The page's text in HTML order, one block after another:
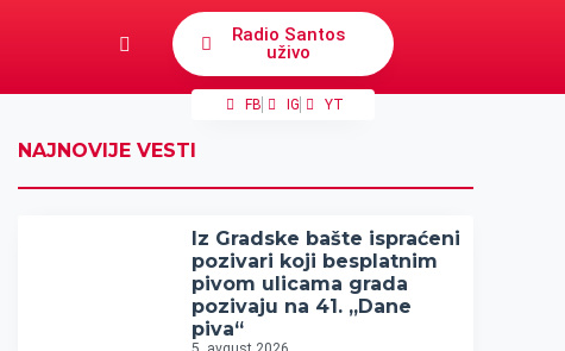
Radio Santos
uživo
FB IG YT
NAJNOVIJE VESTI
Iz Gradske bašte ispraćeni
pozivari koji besplatnim
pivom ulicama grada
pozivaju na 41. „Dane
piva“